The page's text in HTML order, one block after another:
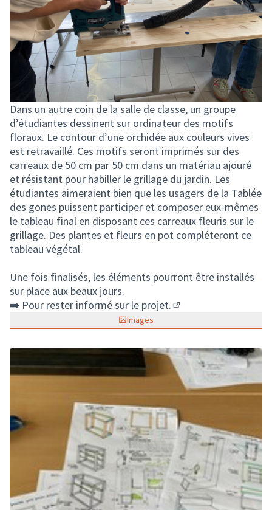
Dans un autre coin de la salle de classe, un groupe
d’étudiantes dessinent sur ordinateur des motifs
floraux. Le contour d’une orchidée aux couleurs vives
est retravaillé. Ces motifs seront imprimés sur des
carreaux de 50 cm par 50 cm dans un matériau ajouré
et résistant pour habiller le grillage du jardin. Les
étudiantes aimeraient bien que les usagers de la Tablée
des gones puissent participer et composer eux-mêmes
le tableau final en disposant ces carreaux fleuris sur le
grillage. Des plantes et fleurs en pot compléteront ce
tableau végétal.
Une fois finalisés, les éléments pourront être installés
sur place aux beaux jours.
➡️​ Pour rester informé sur le projet.
Images